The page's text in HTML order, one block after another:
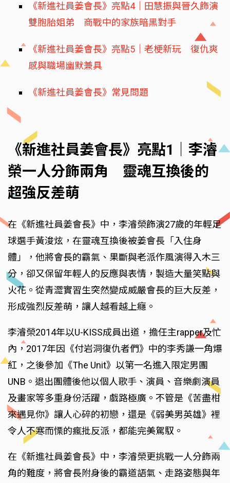
《新進社員姜會長》亮點4｜田慧振與晉久飾演
雙胞胎姐弟 商戰中的家族暗黑對手
《新進社員姜會長》亮點5｜老梗新玩 復仇爽
感與職場幽默兼具
《新進社員姜會長》常見問題
《新進社員姜會長》亮點1｜李濬
榮一人分飾兩角 靈魂互換後的
超強反差萌
在《新進社員姜會長》中，李濬榮飾演27歲的年輕足
球選手黃浚炫，在靈魂互換後被姜會長「入住身
體」，他將會長的霸氣、果斷與老派作風演得入木三
分，卻又保留年輕人的反應與表情，製造大量笑點與
火花。從青澀實習生突然變成威嚴會長的巨大反差，
形成強烈反差萌，讓人越看越上癮。
李濬榮2014年以U-KISS成員出道，擔任主rapper及忙
內，2017年因《付岩洞復仇者們》中的李秀謙一角爆
紅，之後參加《The Unit》以第一名進入限定男團
UNB。退出團體後他以個人歌手、演員、音樂劇演員
及畫家等多重身份活躍，戲路極廣。不管是《苦盡柑
來遇見你》讓人心碎的初戀，還是《弱美男英雄》裡
令人不寒而慄的瘋批反派，都能完美駕馭。
在《新進社員姜會長》中，李濬榮更挑戰一人分飾兩
角的難度，將會長附身後的霸道語氣、走路姿態與年